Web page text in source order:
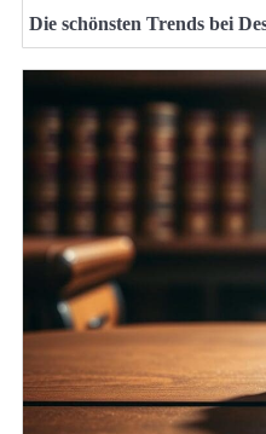
Die schönsten Trends bei